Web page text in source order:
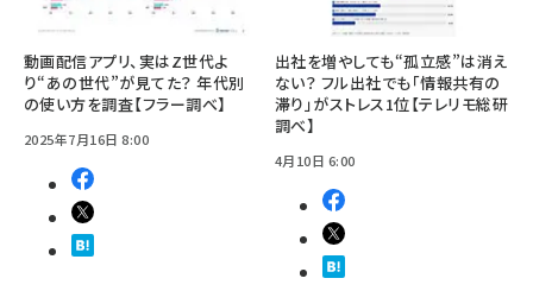
動画配信アプリ、実はZ世代よ
り“あの世代”が見てた？ 年代別
の使い方を調査【フラー調べ】
2025年7月16日 8:00
出社を増やしても“孤立感”は消え
ない？ フル出社でも「情報共有の
滞り」がストレス1位【テレリモ総研
調べ】
4月10日 6:00